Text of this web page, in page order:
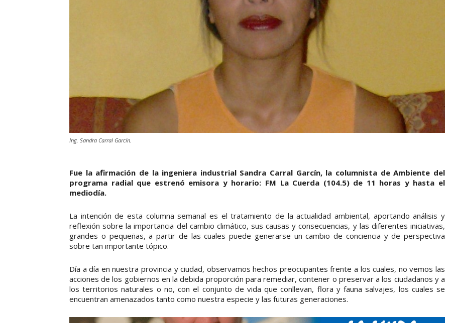
Ing. Sandra Carral Garcín.
Fue la afirmación de la ingeniera industrial Sandra Carral Garcín, la columnista de Ambiente del
programa radial que estrenó emisora y horario: FM La Cuerda (104.5) de 11 horas y hasta el
mediodía.
La intención de esta columna semanal es el tratamiento de la actualidad ambiental, aportando análisis y
reflexión sobre la importancia del cambio climático, sus causas y consecuencias, y las diferentes iniciativas,
grandes o pequeñas, a partir de las cuales puede generarse un cambio de conciencia y de perspectiva
sobre tan importante tópico.
Día a día en nuestra provincia y ciudad, observamos hechos preocupantes frente a los cuales, no vemos las
acciones de los gobiernos en la debida proporción para remediar, contener o preservar a los ciudadanos y a
los territorios naturales o no, con el conjunto de vida que conllevan, flora y fauna salvajes, los cuales se
encuentran amenazados tanto como nuestra especie y las futuras generaciones.